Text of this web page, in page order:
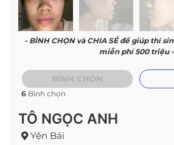
- BÌNH CHỌN và CHIA SẺ để giúp thí
miễn phí 500 triệu -
BÌNH CHỌN
6 Bình chọn
TÔ NGỌC ANH
Yên Bái